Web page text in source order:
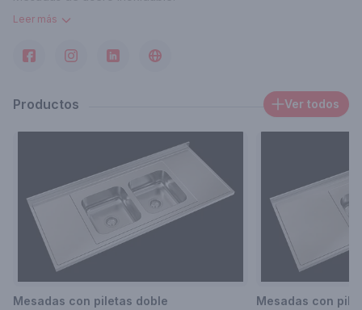
Contacto
Leer más
Productos Ver todos
Mesadas con piletas doble
Mesadas con